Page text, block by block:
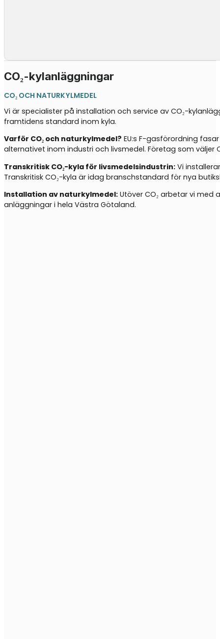
CO₂-kylanläggningar
CO₂ OCH NATURKYLMEDEL
Vi är specialister på installation och service av CO₂-
framtidens standard inom kyla.
Varför CO₂ och naturkylmedel? EU:s F-gasförordning
alternativet inom industri och livsmedel. Företag som
Transkritisk CO₂-kyla för livsmedelsindustrin: Vi
Transkritisk CO₂-kyla är idag branschstandard för nya
Installation av naturkylmedel: Utöver CO₂ arbetar vi med
anläggningar i hela Västra Götaland.